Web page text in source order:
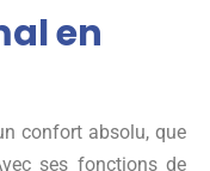
en
confort absolu, que
ses fonctions de